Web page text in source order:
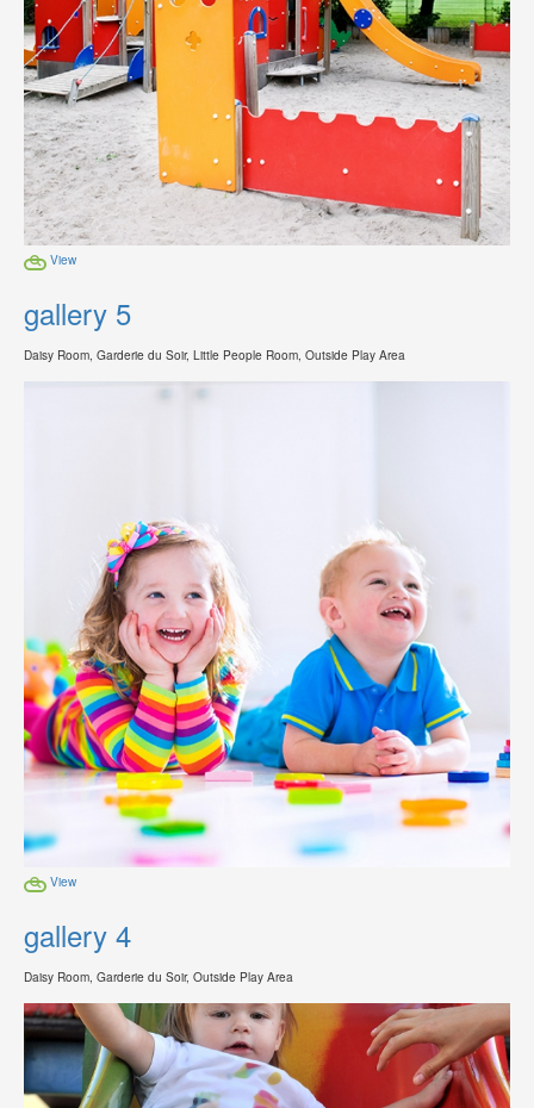
View
gallery 5
Daisy Room, Garderie du Soir, Little People Room, Outside Play Area
View
gallery 4
Daisy Room, Garderie du Soir, Outside Play Area